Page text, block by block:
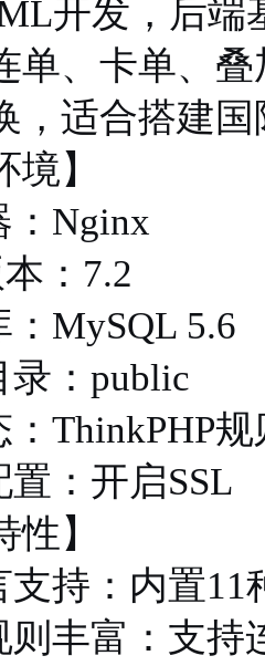
开发，后端
单、卡单、
，适合搭建
境】
：Nginx
：7.2
：MySQL 5.6
录：public
：ThinkPHP规
置：开启SSL
性】
支持：内置
则丰富：支持